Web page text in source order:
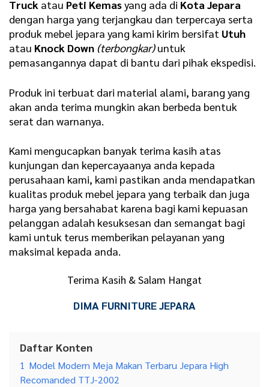
Truck atau Peti Kemasyang ada di Kota Jepara
dengan harga yang terjangkau dan terpercaya serta
produk mebel jepara yang kami kirim bersifat Utuh
atau Knock Down (terbongkar)untuk
pemasangannya dapat di bantu dari pihak ekspedisi.
Produk ini terbuat dari material alami, barang yang
akan anda terima mungkin akan berbeda bentuk
serat dan warnanya.
Kami mengucapkan banyak terima kasih atas
kunjungan dan kepercayaanya anda kepada
perusahaan kami, kami pastikan anda mendapatkan
kualitas produk mebel jepara yang terbaik dan juga
harga yang bersahabat karena bagi kami kepuasan
pelanggan adalah kesuksesan dan semangat bagi
kami untuk terus memberikan pelayanan yang
maksimal kepada anda.
Terima Kasih & Salam Hangat
DIMA FURNITURE JEPARA
Daftar Konten
1 Model Modern Meja Makan Terbaru Jepara High
Recomanded TTJ-2002